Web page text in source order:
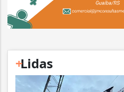
+
Lidas